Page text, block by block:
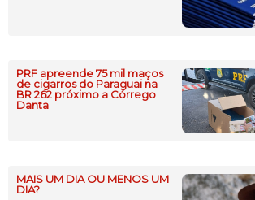
PRF apreende 75 mil maços
de cigarros do Paraguai na
BR 262 próximo a Córrego
Danta
MAIS UM DIA OU MENOS UM
DIA?